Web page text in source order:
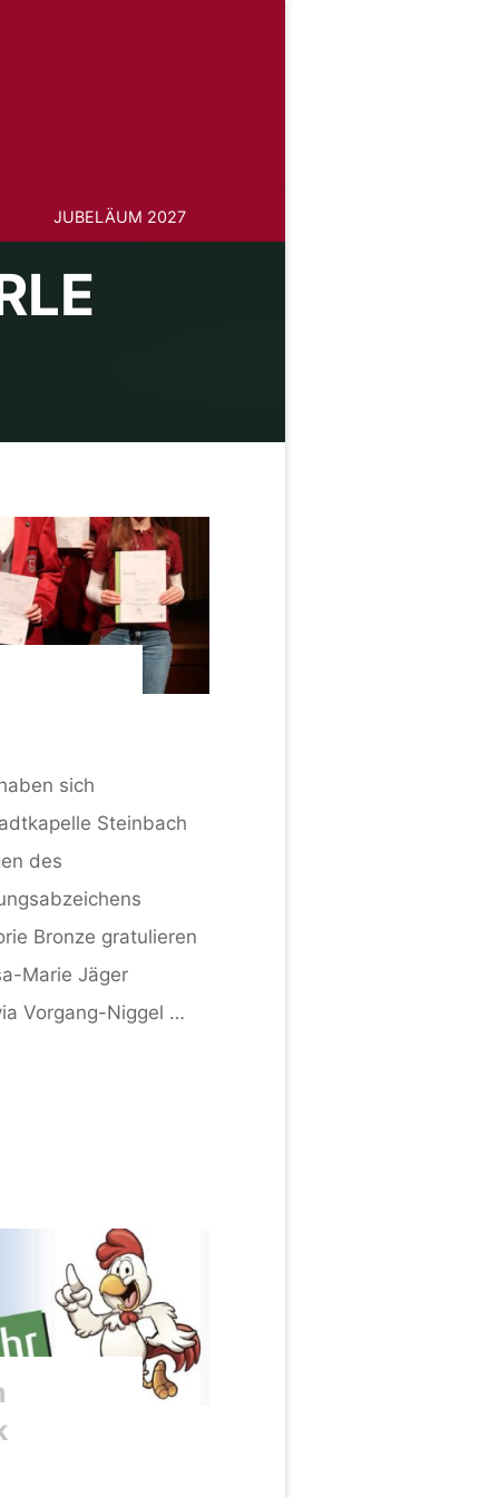
JUBELÄUM 2027
sich
Steinbach
des
Bronze gratulieren
Marie Jäger
Vorgang-Niggel …